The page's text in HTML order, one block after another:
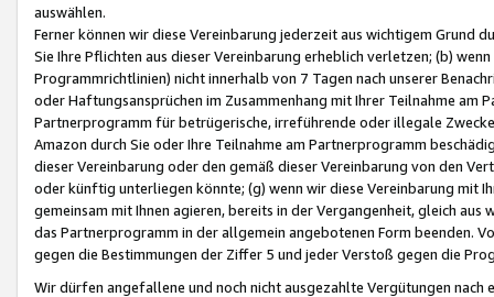
auswählen.
Ferner können wir diese Vereinbarung jederzeit aus wichtigem Grund
Sie Ihre Pflichten aus dieser Vereinbarung erheblich verletzen; (b)
Programmrichtlinien) nicht innerhalb von 7 Tagen nach unserer
oder Haftungsansprüchen im Zusammenhang mit Ihrer Teilnahme am
Partnerprogramm für betrügerische, irreführende oder illegale
Amazon durch Sie oder Ihre Teilnahme am Partnerprogramm
dieser Vereinbarung oder den gemäß dieser Vereinbarung von den
oder künftig unterliegen könnte; (g) wenn wir diese Vereinbarung mit
gemeinsam mit Ihnen agieren, bereits in der Vergangenheit, gleich
das Partnerprogramm in der allgemein angebotenen Form beenden.
gegen die Bestimmungen der Ziffer 5 und jeder Verstoß gegen die
Wir dürfen angefallene und noch nicht ausgezahlte Vergütungen